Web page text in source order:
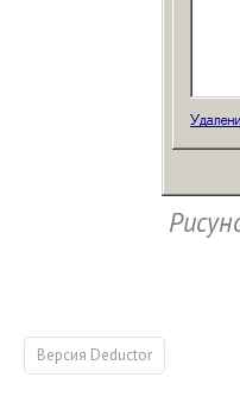
Версия Deductor